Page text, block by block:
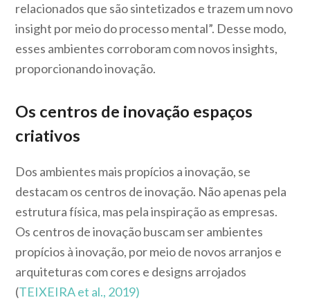
relacionados que são sintetizados e trazem um novo
insight por meio do processo mental”. Desse modo,
esses ambientes corroboram com novos insights,
proporcionando inovação.
Os centros de inovação espaços
criativos
Dos ambientes mais propícios a inovação, se
destacam os centros de inovação. Não apenas pela
estrutura física, mas pela inspiração as empresas.
Os centros de inovação buscam ser ambientes
propícios à inovação, por meio de novos arranjos e
arquiteturas com cores e designs arrojados
(TEIXEIRA et al., 2019)